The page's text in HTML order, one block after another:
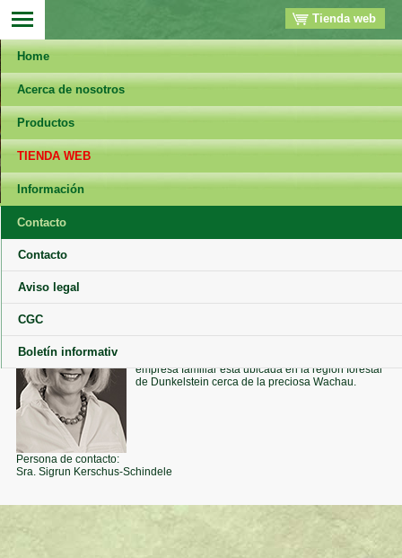
Tienda web
Home
Acerca de nosotros
Productos
TIENDA WEB
Información
Contacto
Contacto
Aviso legal
CGC
Boletín informativ
La empresa
empresa familiar está ubicada en la región forestal
de Dunkelstein cerca de la preciosa Wachau.
Persona de contacto:
Sra. Sigrun Kerschus-Schindele